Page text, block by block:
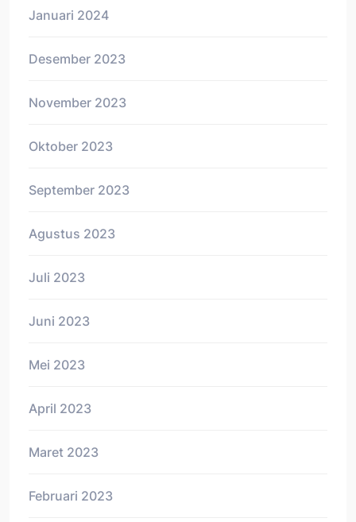
Januari 2024
Desember 2023
November 2023
Oktober 2023
September 2023
Agustus 2023
Juli 2023
Juni 2023
Mei 2023
April 2023
Maret 2023
Februari 2023